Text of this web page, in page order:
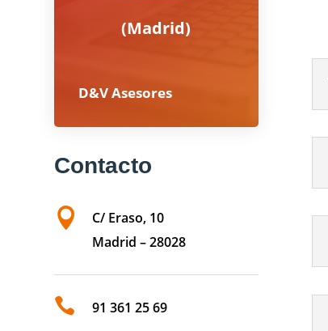
(Madrid)
D&V Asesores
Contacto

C/ Eraso, 10
Madrid – 28028
 91 361 25 69